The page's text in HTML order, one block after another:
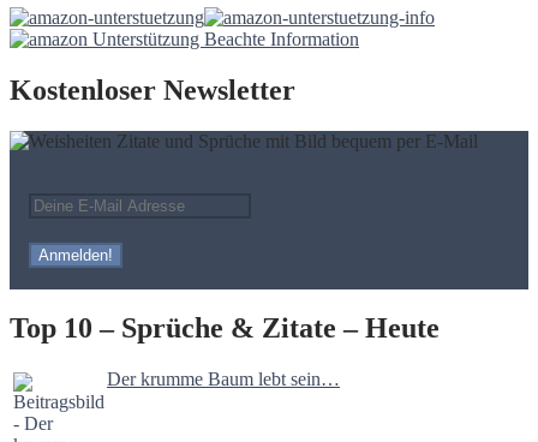
Kostenloser Newsletter
Top 10 – Sprüche & Zitate – Heute
Der krumme Baum lebt sein…